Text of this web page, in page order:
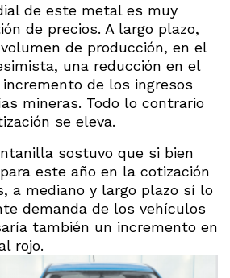
de este metal es muy
de precios. A largo plazo,
de producción, en el
una reducción en el
de los ingresos
mineras. Todo lo contrario
se eleva.
sostuvo que si bien
este año en la cotización
a mediano y largo plazo sí lo
demanda de los vehículos
también un incremento en
rojo.